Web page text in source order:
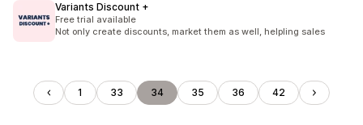
Variants Discount +
Free trial available
Not only create discounts, market them as well, helpling sales
1 33 34 35 36 42